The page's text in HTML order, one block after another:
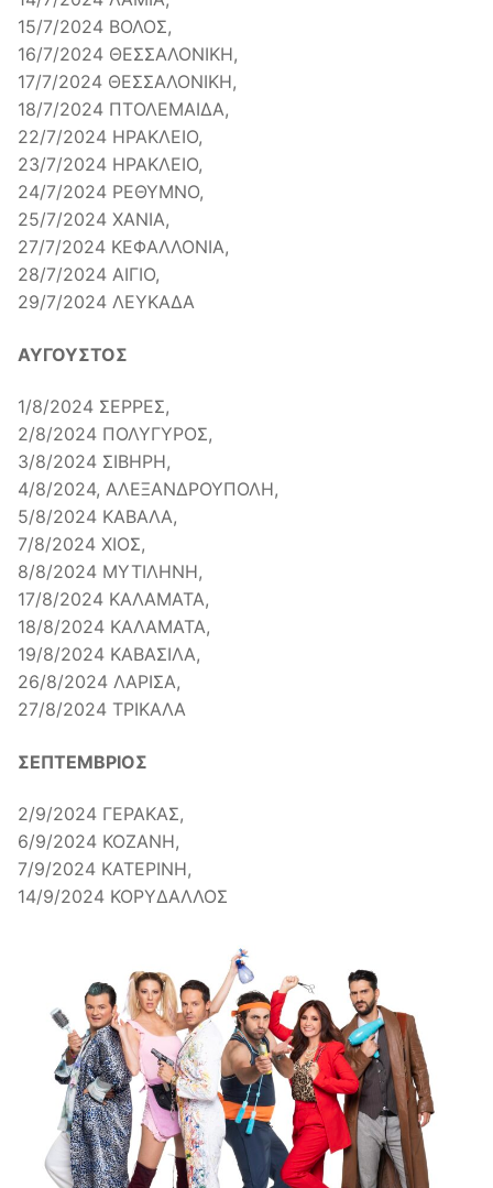
15/7/2024 ΒΟΛΟΣ,
16/7/2024 ΘΕΣΣΑΛΟΝΙΚΗ,
17/7/2024 ΘΕΣΣΑΛΟΝΙΚΗ,
18/7/2024 ΠΤΟΛΕΜΑΙΔΑ,
22/7/2024 ΗΡΑΚΛΕΙΟ,
23/7/2024 ΗΡΑΚΛΕΙΟ,
24/7/2024 ΡΕΘΥΜΝΟ,
25/7/2024 ΧΑΝΙΑ,
27/7/2024 ΚΕΦΑΛΛΟΝΙΑ,
28/7/2024 ΑΙΓΙΟ,
29/7/2024 ΛΕΥΚΑΔΑ
ΑΥΓΟΥΣΤΟΣ
1/8/2024 ΣΕΡΡΕΣ,
2/8/2024 ΠΟΛΥΓΥΡΟΣ,
3/8/2024 ΣΙΒΗΡΗ,
4/8/2024, ΑΛΕΞΑΝΔΡΟΥΠΟΛΗ,
5/8/2024 ΚΑΒΑΛΑ,
7/8/2024 ΧΙΟΣ,
8/8/2024 ΜΥΤΙΛΗΝΗ,
17/8/2024 ΚΑΛΑΜΑΤΑ,
18/8/2024 ΚΑΛΑΜΑΤΑ,
19/8/2024 ΚΑΒΑΣΙΛΑ,
26/8/2024 ΛΑΡΙΣΑ,
27/8/2024 ΤΡΙΚΑΛΑ
ΣΕΠΤΕΜΒΡΙΟΣ
2/9/2024 ΓΕΡΑΚΑΣ,
6/9/2024 ΚΟΖΑΝΗ,
7/9/2024 ΚΑΤΕΡΙΝΗ,
14/9/2024 ΚΟΡΥΔΑΛΛΟΣ